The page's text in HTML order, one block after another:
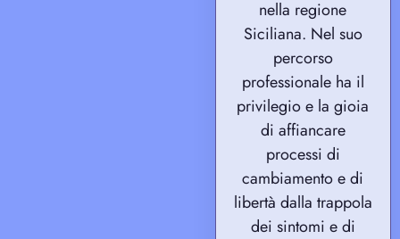
nella regione
Siciliana. Nel suo
percorso
professionale ha il
privilegio e la gioia
di affiancare
processi di
cambiamento e di
libertà dalla trappola
dei sintomi e di